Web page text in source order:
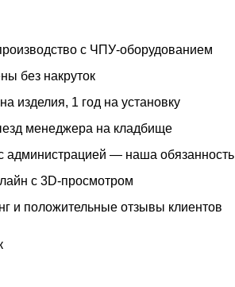
с ЧПУ-оборудованием
без накруток
изделия, 1 год на установку
менеджера на кладбище
администрацией — наша обязанность
с 3D-просмотром
и положительные отзывы клиентов